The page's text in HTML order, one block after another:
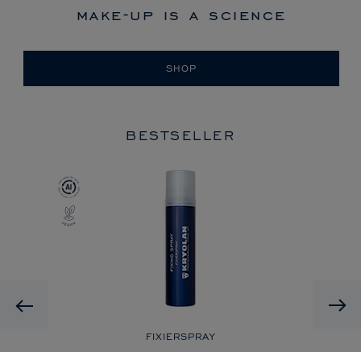
make-up is a science
SHOP
BESTSELLER
Previous
FIXIERSPRAY